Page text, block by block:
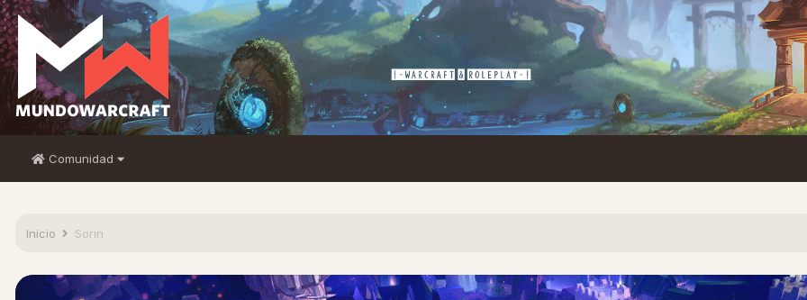
Comunidad
Inicio Sorin